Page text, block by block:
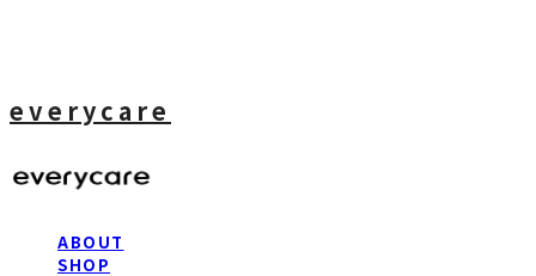
everycare
ABOUT
SHOP